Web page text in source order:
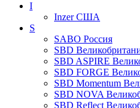
I
InzerСША
S
SABO Россия
SBD
SBD ASPIRE
SBD FORGE
SBD Momentum
SBD NOVA
SBD Reflect